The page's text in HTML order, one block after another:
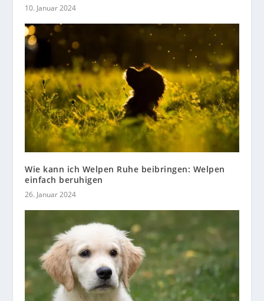
10. Januar 2024
Wie kann ich Welpen Ruhe beibringen: Welpen
einfach beruhigen
26. Januar 2024